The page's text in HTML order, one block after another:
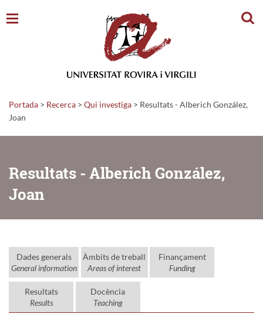
Portada > Recerca > Qui investiga > Resultats - Alberich González,
Joan
Resultats - Alberich González,
Joan
Dades generals
General information
Àmbits de treball
Areas of interest
Finançament
Funding
Resultats
Results
Docència
Teaching